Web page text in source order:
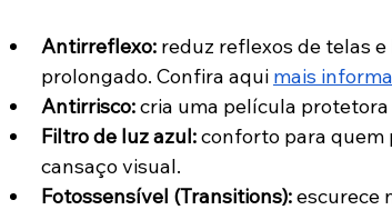
Antirreflexo: reduz reflexos de telas
prolongado. Confira aqui mais
Antirrisco: cria uma película
Filtro de luz azul: conforto para quem
cansaço visual.
Fotossensível (Transitions): escurece